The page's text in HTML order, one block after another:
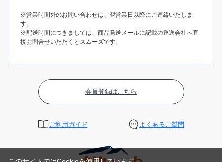
※営業時間外のお問い合わせは、翌営業日以降にご連絡いたしま
す。
※配送時間につきましては、商品発送メールに記載の運送会社へ直
接お問合せいただくとスムーズです。
会員登録はこちら
ご利用ガイド よくあるご質問